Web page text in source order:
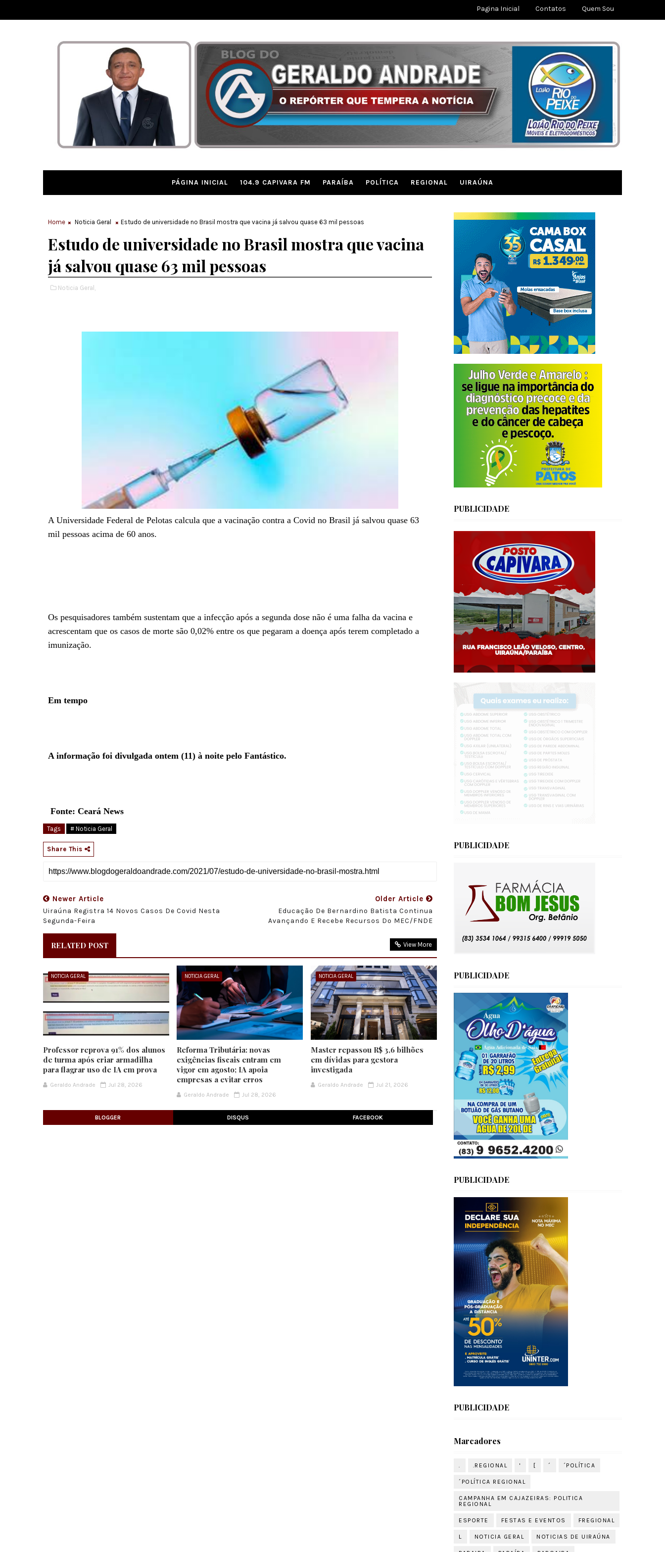
Pagina Inicial Contatos Quem Sou
PÁGINA INICIAL 104.9 CAPIVARA FM PARAÍBA POLÍTICA REGIONAL UIRAÚNA
Home Noticia Geral Estudo de universidade no Brasil mostra que vacina já salvou quase 63 mil pessoas
Estudo de universidade no Brasil mostra que vacina
já salvou quase 63 mil pessoas
Noticia Geral,
A Universidade Federal de Pelotas calcula que a vacinação contra a Covid no Brasil já salvou quase 63
mil pessoas acima de 60 anos.
Os pesquisadores também sustentam que a infecção após a segunda dose não é uma falha da vacina e
acrescentam que os casos de morte são 0,02% entre os que pegaram a doença após terem completado a
imunização.
Em tempo
A informação foi divulgada ontem (11) à noite pelo Fantástico.
Fonte: Ceará News
Tags # Noticia Geral
Share This
Newer Article
Uiraúna Registra 14 Novos Casos De Covid Nesta
Segunda-Feira
Older Article
Educação De Bernardino Batista Continua
Avançando E Recebe Recursos Do MEC/FNDE
RELATED POST View More
NOTICIA GERAL
Professor reprova 91% dos alunos
de turma após criar armadilha
para flagrar uso de IA em prova
Geraldo Andrade Jul 28, 2026
NOTICIA GERAL
Reforma Tributária: novas
exigências fiscais entram em
vigor em agosto; IA apoia
empresas a evitar erros
Geraldo Andrade Jul 28, 2026
NOTICIA GERAL
Master repassou R$ 3,6 bilhões
em dívidas para gestora
investigada
Geraldo Andrade Jul 21, 2026
BLOGGER DISQUS FACEBOOK
PUBLICIDADE
PUBLICIDADE
PUBLICIDADE
PUBLICIDADE
PUBLICIDADE
Marcadores
. .REGIONAL ' [ ´ ´POLÍTICA
´POLÍTICA REGIONAL
CAMPANHA EM CAJAZEIRAS: POLITICA
REGIONAL
ESPORTE FESTAS E EVENTOS FREGIONAL
L NOTICIA GERAL NOTICIAS DE UIRAÚNA